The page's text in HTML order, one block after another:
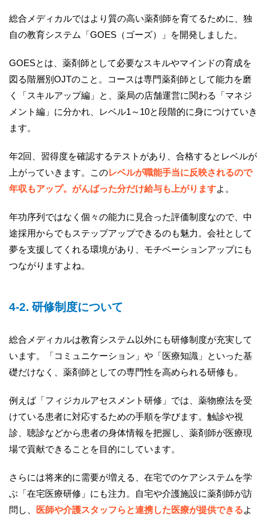
総合メディカルではより質の高い薬剤師を育てるために、独
自の教育システム「GOES（ゴーズ）」を開発しました。
GOESとは、薬剤師として必要なスキルやマインドの育成を
図る階層別OJTのこと。コースは専門薬剤師として能力を磨
く「スキルアップ編」と、薬局の店舗運営に関わる「マネジ
メント編」に分かれ、レベル1～10と段階的に身につけていき
ます。
年2回、習得度を確認するテストがあり、合格するとレベルが
上がっていきます。このレベルが職能手当に反映されるので
年収もアップ。がんばった分だけ給与も上がりますよ。
年功序列ではなく個々の能力に見合った評価制度なので、中
途採用からでもステップアップできるのも魅力。会社として
夢を支援してくれる環境があり、モチベーションアップにも
つながりますよね。
4-2. 研修制度について
総合メディカルは教育システム以外にも研修制度が充実して
います。「コミュニケーション」や「医療知識」といった基
礎だけなく、薬剤師としての専門性を高められる研修も。
例えば「フィジカルアセスメント研修」では、薬物療法を受
けている患者に対応するための手順を学びます。触診や視
診、聴診などから患者の身体情報を把握し、薬剤師が医療現
場で貢献できることを目的にしています。
さらには将来的に需要が増える、在宅でのケアシステムを学
ぶ「在宅医療研修」にも注力。自宅や介護施設に薬剤師が訪
問し、
医師や介護スタッフらと連携した医療が提供できるよ